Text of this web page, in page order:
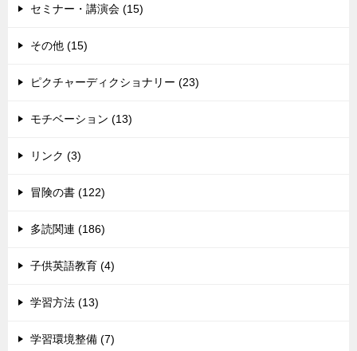
セミナー・講演会 (15)
その他 (15)
ピクチャーディクショナリー (23)
モチベーション (13)
リンク (3)
冒険の書 (122)
多読関連 (186)
子供英語教育 (4)
学習方法 (13)
学習環境整備 (7)